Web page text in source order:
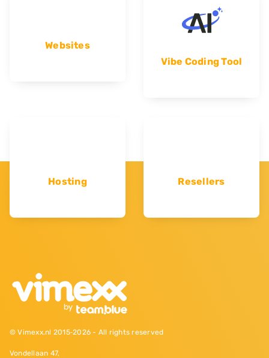
Websites
Vibe Coding Tool
Hosting Resellers
© Vimexx.nl 2015‐2026 - All rights reserved
Vondellaan 47,